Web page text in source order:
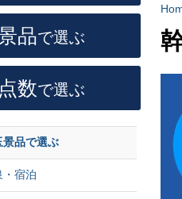
品で選ぶ
点数で選ぶ
景品で選ぶ
・宿泊